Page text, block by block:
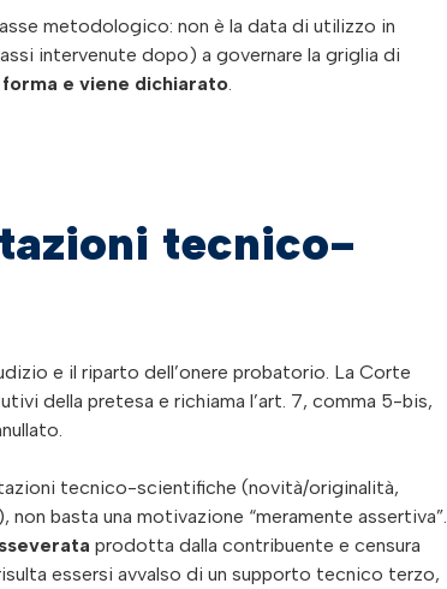
metodologico: non è la data di utilizzo in
intervenute dopo) a governare la griglia di
e viene dichiarato
tecnico-
e il riparto dell’onere probatorio. La Corte
della pretesa e richiama l’art. 7, comma 5-bis,
tecnico-scientifiche (novità/originalità,
basta una motivazione “meramente assertiva”.
prodotta dalla contribuente e censura
essersi avvalso di un supporto tecnico terzo,